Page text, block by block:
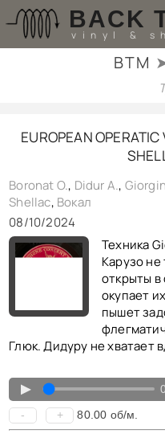
BACK
vinyl &
РАДИОТЕХНИКА
АКУСТИКА
МУЗЫКА
HI-FI PLAYERS
ПЕРСОНАЛИИ
О САЙТЕ
BACK TO PHOTO
BTM
EUROPEAN
Boronat O., Didur A.,
Shellac, Вокал
08/10/2024
Техника
Карузо
открыты в
окупает
пышет
Глюк. Дидуру не хватает
▲
- + 80.00 об/м.